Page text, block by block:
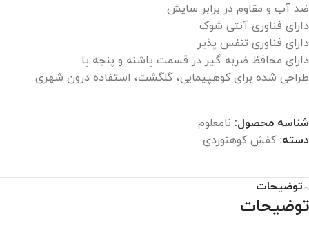
ضد آب و مقاوم در برابر سایش
دارای فناوری آنتی شوک
دارای فناوری تنفس پذیر
دارای محافظ ضربه گیر در قسمت پاشنه و پنجه پا
طراحی شده برای کوهپیمایی، گلگشت، استفاده درون شهری
شناسه محصول: نامعلوم
دسته: کفش کوهنوردی
توضیحات
توضیحات